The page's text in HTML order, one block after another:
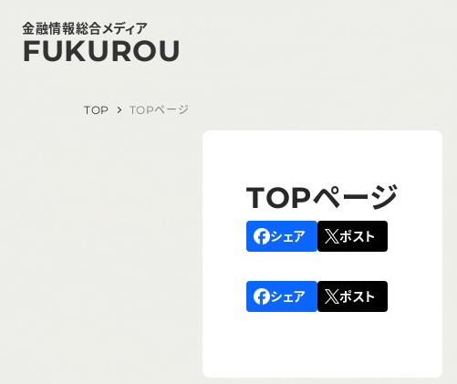
金融情報総合メディア
FUKUROU
TOP TOPページ
TOPページ
シェア ポスト
シェア ポスト